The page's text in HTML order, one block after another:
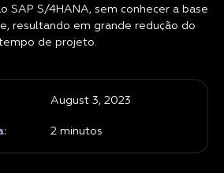
SAP S/4HANA, sem conhecer a base
resultando em grande redução do
de projeto.
August 3, 2023
2 minutos